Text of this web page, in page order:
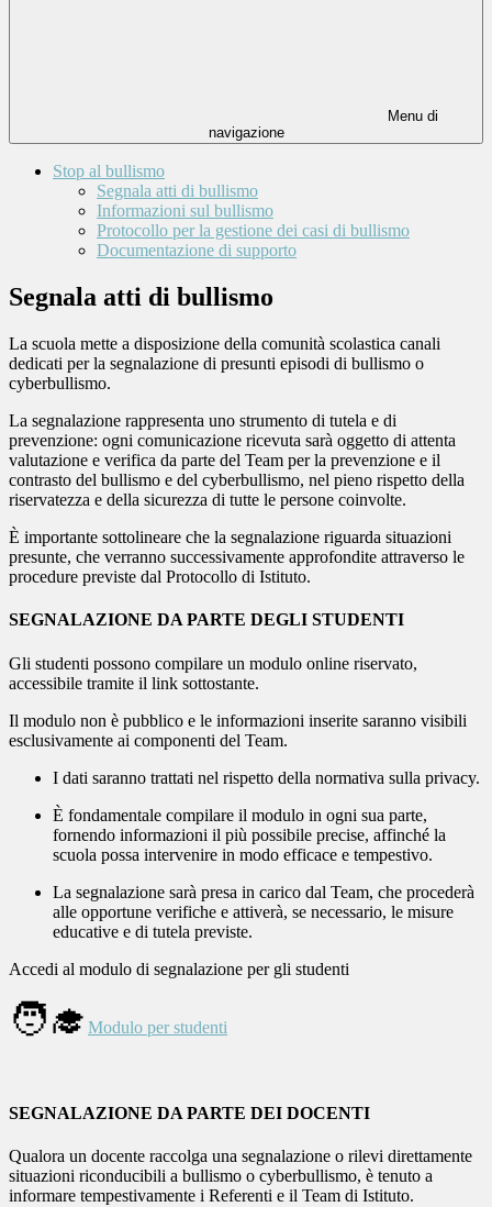
Menu di
navigazione
Stop al bullismo
Segnala atti di bullismo
Informazioni sul bullismo
Protocollo per la gestione dei casi di bullismo
Documentazione di supporto
Segnala atti di bullismo
La scuola mette a disposizione della comunità scolastica canali
dedicati per la segnalazione di presunti episodi di bullismo o
cyberbullismo.
La segnalazione rappresenta uno strumento di tutela e di
prevenzione: ogni comunicazione ricevuta sarà oggetto di attenta
valutazione e verifica da parte del Team per la prevenzione e il
contrasto del bullismo e del cyberbullismo, nel pieno rispetto della
riservatezza e della sicurezza di tutte le persone coinvolte.
È importante sottolineare che la segnalazione riguarda situazioni
presunte, che verranno successivamente approfondite attraverso le
procedure previste dal Protocollo di Istituto.
SEGNALAZIONE DA PARTE DEGLI STUDENTI
Gli studenti possono compilare un modulo online riservato,
accessibile tramite il link sottostante.
Il modulo non è pubblico e le informazioni inserite saranno visibili
esclusivamente ai componenti del Team.
I dati saranno trattati nel rispetto della normativa sulla privacy.
È fondamentale compilare il modulo in ogni sua parte,
fornendo informazioni il più possibile precise, affinché la
scuola possa intervenire in modo efficace e tempestivo.
La segnalazione sarà presa in carico dal Team, che procederà
alle opportune verifiche e attiverà, se necessario, le misure
educative e di tutela previste.
Accedi al modulo di segnalazione per gli studenti
🧑‍🎓 Modulo per studenti
SEGNALAZIONE DA PARTE DEI DOCENTI
Qualora un docente raccolga una segnalazione o rilevi direttamente
situazioni riconducibili a bullismo o cyberbullismo, è tenuto a
informare tempestivamente i Referenti e il Team di Istituto.